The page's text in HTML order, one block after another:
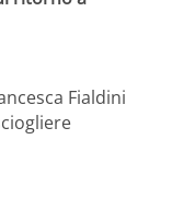
Fialdini